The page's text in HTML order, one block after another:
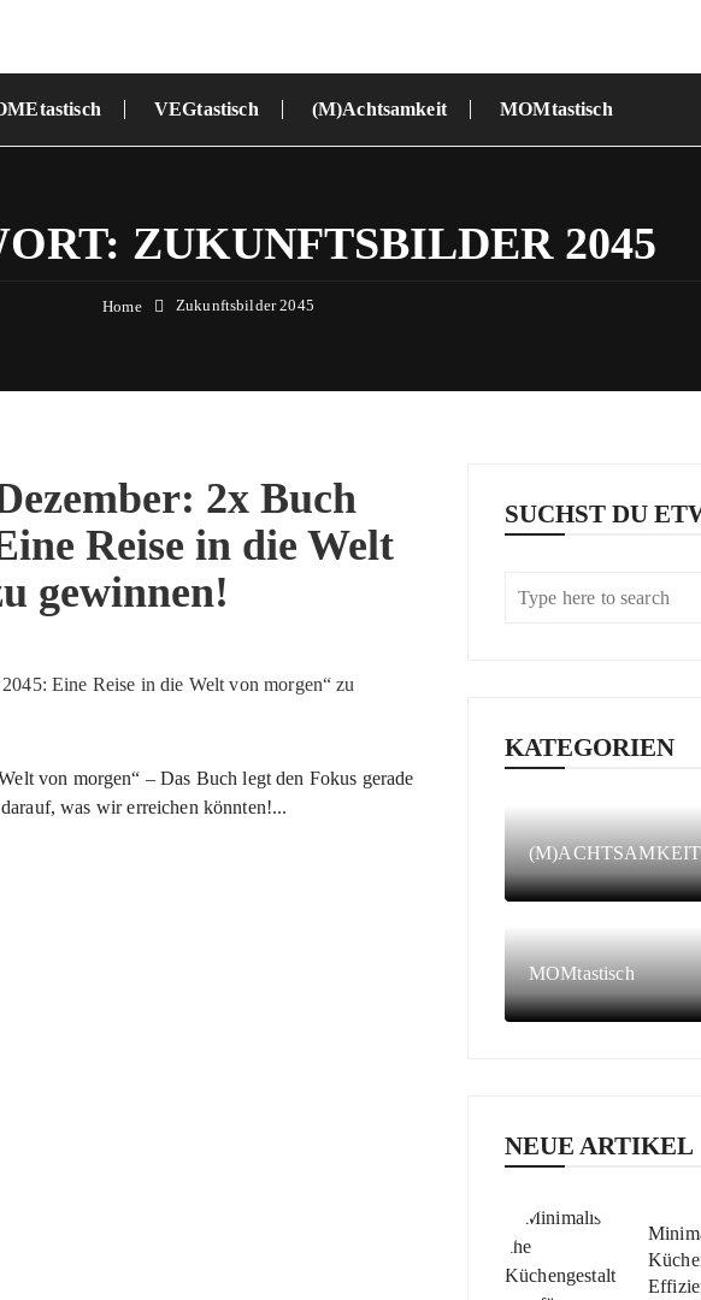
VEGtastisch (M)Achtsamkeit MOMtastisch
ZUKUNFTSBILDER 2045
Home Zukunftsbilder 2045
2x Buch
Reise in die Welt
gewinnen!
von morgen“ – Das Buch legt den Fokus gerade
was wir erreichen könnten!...
SUCHST DU
KATEGORIEN
(M)ACHTSAMKEIT
MOMtastisch
NEUE ARTIKEL